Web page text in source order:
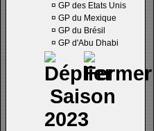
¤ GP des Etats Unis
¤ GP du Mexique
¤ GP du Brésil
¤ GP d'Abu Dhabi
Saison
2023